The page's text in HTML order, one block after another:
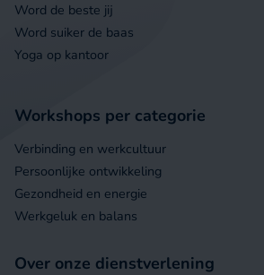
Word de beste jij
Word suiker de baas
Yoga op kantoor
Workshops per categorie
Verbinding en werkcultuur
Persoonlijke ontwikkeling
Gezondheid en energie
Werkgeluk en balans
Over onze dienstverlening